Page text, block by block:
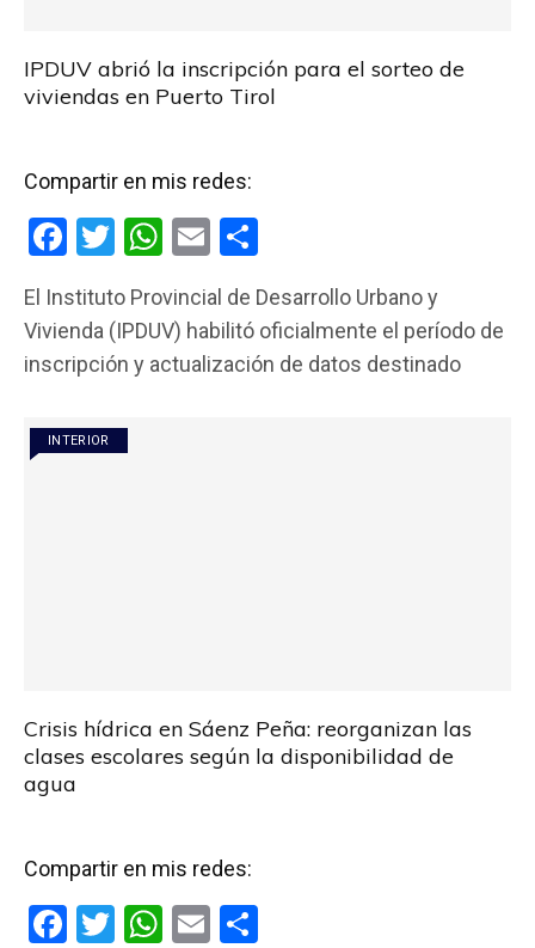
IPDUV abrió la inscripción para el sorteo de
viviendas en Puerto Tirol
Compartir en mis redes:
F
ce
b
o
o
k
T
tt
er
W
at
s
E
ail m
p
El Instituto Provincial de Desarrollo Urbano y
Vivienda (IPDUV) habilitó oficialmente el período de
inscripción y actualización de datos destinado
INTERIOR
Crisis hídrica en Sáenz Peña: reorganizan las
clases escolares según la disponibilidad de
agua
Compartir en mis redes:
F
T
W E